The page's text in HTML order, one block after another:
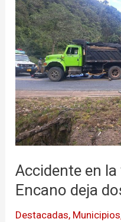
Accidente en
Encano deja
Destacadas, Municipios
la
vía
Pasto-
El
Encano
deja
dos
fallecidos